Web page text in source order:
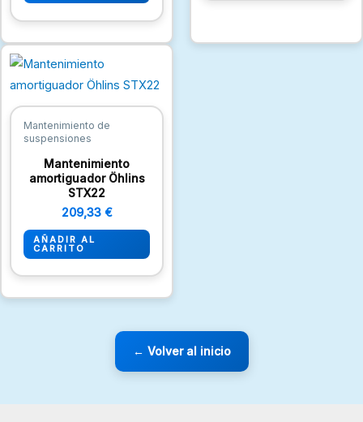
Mantenimiento de
suspensiones
Mantenimiento
amortiguador Öhlins
STX22
209,33 €
AÑADIR AL
CARRITO
← Volver al inicio